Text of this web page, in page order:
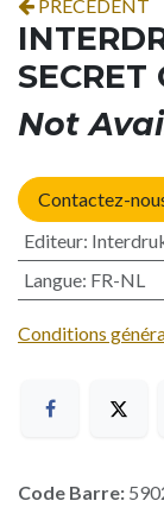
PRECEDENT
SECRET
Not
Contactez-
Editeur:
Langue: FR-NL
Conditions
Code Barre: